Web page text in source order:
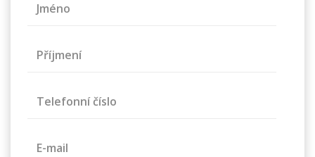
Jméno
Příjmení
Telefonní číslo
E-mail